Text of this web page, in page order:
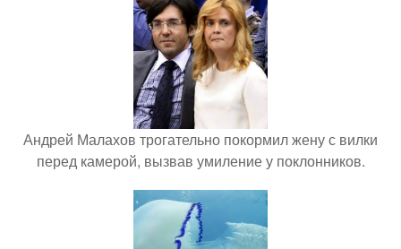
Андрей Малахов трогательно покормил жену с вилки
перед камерой, вызвав умиление у поклонников.